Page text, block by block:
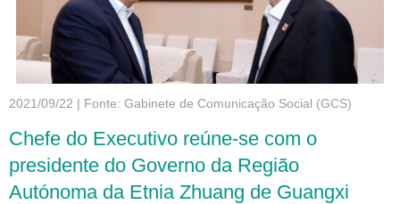
2021/09/22 | Fonte: Gabinete de Comunicação Social (GCS)
Chefe do Executivo reúne-se com o
presidente do Governo da Região
Autónoma da Etnia Zhuang de Guangxi